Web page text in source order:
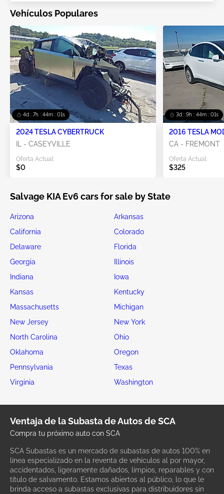
Vehículos Populares
4d : 7h : 44m : 01s
2024 TESLA CYBERTRUCK
IL - CASEYVILLE
Oferta Actual:
$0
3d : 9h : 44m : 01s
2016 TESLA
CA - FREMONT
Oferta Actual:
$325
Salvage KIA Ev6 cars for sale by State
Arizona
Arkansas
California
Colorado
Delaware
Florida
Georgia
Illinois
Indiana
Iowa
Kansas
Kentucky
Massachusetts
Michigan
New Jersey
New York
North Carolina
Ohio
Oklahoma
Oregon
Pennsylvania
Texas
Virginia
Washington
Ventaja de la Subasta de Autos de SCA
Compra tu próximo auto con SCA
SCA Subastas es un mercado de subastas de autos 100% en
línea especializado en la reventa de vehículos al por mayor,
accidentados, ligeramente dañados, limpios, reparables y con
título de salvamento. Estamos abiertos al público, lo que le
brinda acceso a subastas exclusivas para distribuidores sin